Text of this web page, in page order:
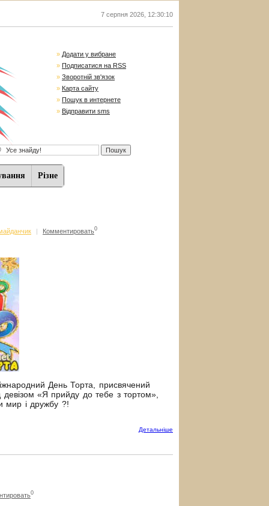
7 серпня 2026 12:30:11
» Додати у вибране
» Подписатися на RSS
» Зворотній зв'язок
» Карта сайту
» Пошук в интернете
» Відправити sms
Різне
| Комментировать0
День Торта, присвячений
девізом «Я прийду до тебе з тортом»,
мир і дружбу ?!
Детальнiше
0